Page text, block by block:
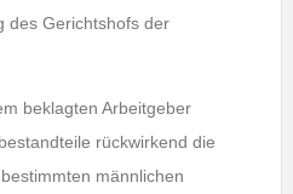
des Gerichtshofs der
beklagten Arbeitgeber
rückwirkend die
männlichen